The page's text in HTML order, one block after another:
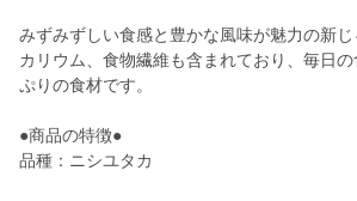
みずみずしい食感と豊かな風味が魅力の新
カリウム、食物繊維も含まれており、毎日
ぷりの食材です。
●商品の特徴●
品種：ニシユタカ